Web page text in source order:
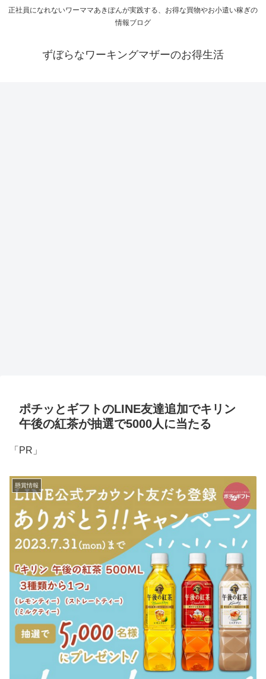
正社員になれないワーママあきぽんが実践する、お得な買物やお小遣い稼ぎの
情報ブログ
ずぼらなワーキングマザーのお得生活
ポチッとギフトのLINE友達追加でキリン
午後の紅茶が抽選で5000人に当たる
「PR」
懸賞情報